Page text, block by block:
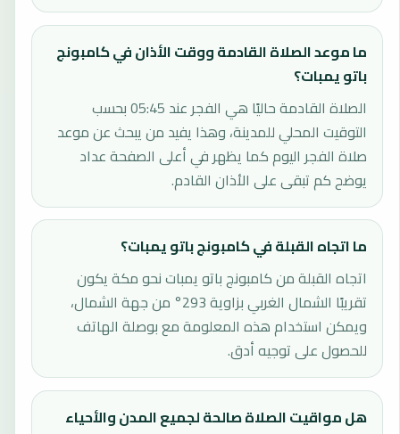
ما موعد الصلاة القادمة ووقت الأذان في كامبونج
باتو يمبات؟
الصلاة القادمة حاليًا هي الفجر عند 05:45 بحسب
التوقيت المحلي للمدينة، وهذا يفيد من يبحث عن موعد
صلاة الفجر اليوم كما يظهر في أعلى الصفحة عداد
يوضح كم تبقى على الأذان القادم.
ما اتجاه القبلة في كامبونج باتو يمبات؟
اتجاه القبلة من كامبونج باتو يمبات نحو مكة يكون
تقريبًا الشمال الغربي بزاوية 293° من جهة الشمال،
ويمكن استخدام هذه المعلومة مع بوصلة الهاتف
للحصول على توجيه أدق.
هل مواقيت الصلاة صالحة لجميع المدن والأحياء